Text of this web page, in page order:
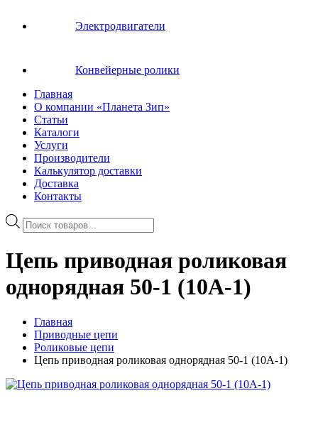
Электродвигатели
Конвейерные ролики
Главная
О компании «Планета Зип»
Статьи
Каталоги
Услуги
Производители
Калькулятор доставки
Доставка
Контакты
Поиск
товаров
Цепь приводная роликовая
однорядная 50-1 (10A-1)
Главная
Приводные цепи
Роликовые цепи
Цепь приводная роликовая однорядная 50-1 (10A-1)